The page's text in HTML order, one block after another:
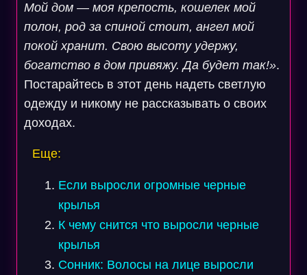
Мой дом — моя крепость, кошелек мой
полон, род за спиной стоит, ангел мой
покой хранит. Свою высоту удержу,
богатство в дом привяжу. Да будет так!».
Постарайтесь в этот день надеть светлую
одежду и никому не рассказывать о своих
доходах.
Еще:
Если выросли огромные черные
крылья
К чему снится что выросли черные
крылья
Сонник: Волосы на лице выросли